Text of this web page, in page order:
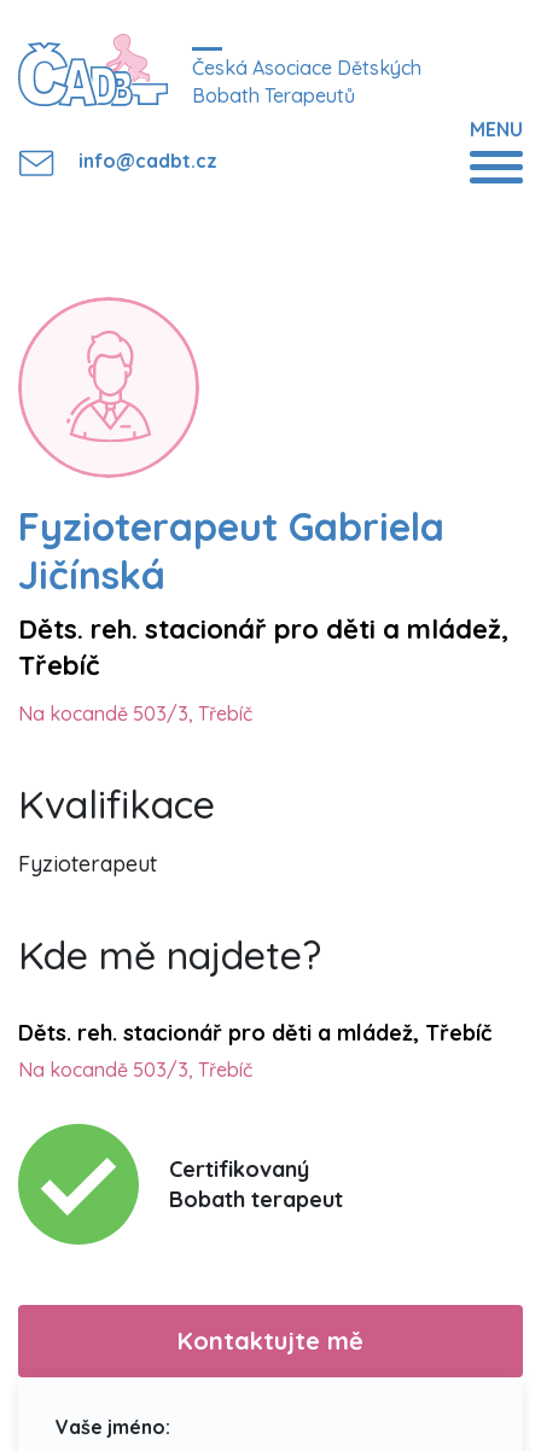
Česká Asociace Dětských
Bobath Terapeutů
info@cadbt.cz
MENU
Fyzioterapeut Gabriela
Jičínská
Děts. reh. stacionář pro děti a mládež,
Třebíč
Na kocandě 503/3, Třebíč
Kvalifikace
Fyzioterapeut
Kde mě najdete?
Děts. reh. stacionář pro děti a mládež, Třebíč
Na kocandě 503/3, Třebíč
Certifikovaný
Bobath terapeut
Kontaktujte mě
Vaše jméno: